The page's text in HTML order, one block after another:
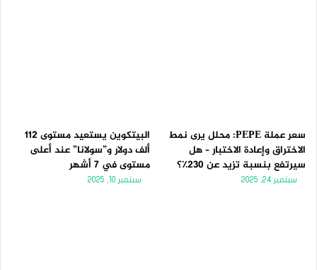
سعر عملة PEPE: محلل يرى نمط
الاختراق وإعادة الاختبار – هل
سيرتفع بنسبة تزيد عن 230٪؟
سبتمبر 24, 2025
البيتكوين يستعيد مستوى 112
ألف دولار و”سولانا” عند أعلى
مستوى في 7 أشهر
سبتمبر 10, 2025